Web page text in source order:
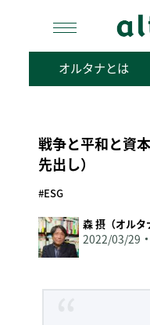
検
オルタナとは
戦争と平和と資
先出し）
#ESG
森 摂（オルタ
2022/03/29